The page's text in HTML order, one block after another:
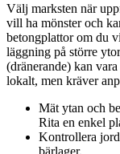
Välj marksten när
vill ha mönster och
betongplattor om du
läggning på större
(dränerande) kan
lokalt, men kräver
Mät ytan och
Rita en enkel
Kontrollera
bärlager.